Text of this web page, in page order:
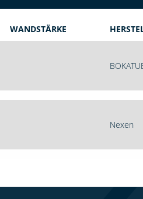
WANDSTÄRKE
Nexen